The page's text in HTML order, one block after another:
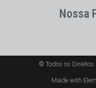
Nossa
© Todos os
Made with